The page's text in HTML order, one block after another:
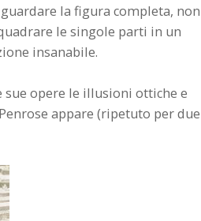
la figura completa, non
le singole parti in un
insanabile.
opere le illusioni ottiche e
appare (ripetuto per due